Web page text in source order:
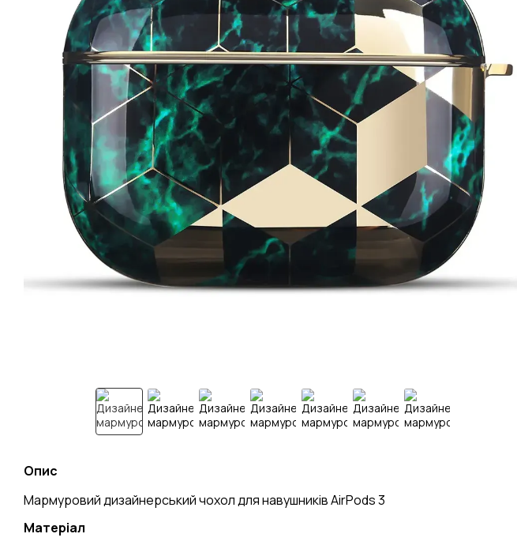
Опис
Мармуровий дизайнерський чохол для навушників AirPods 3
Матеріал